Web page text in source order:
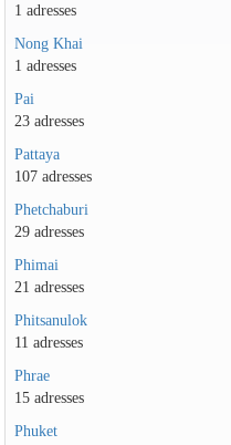
1 adresses
Nong Khai
1 adresses
Pai
23 adresses
Pattaya
107 adresses
Phetchaburi
29 adresses
Phimai
21 adresses
Phitsanulok
11 adresses
Phrae
15 adresses
Phuket